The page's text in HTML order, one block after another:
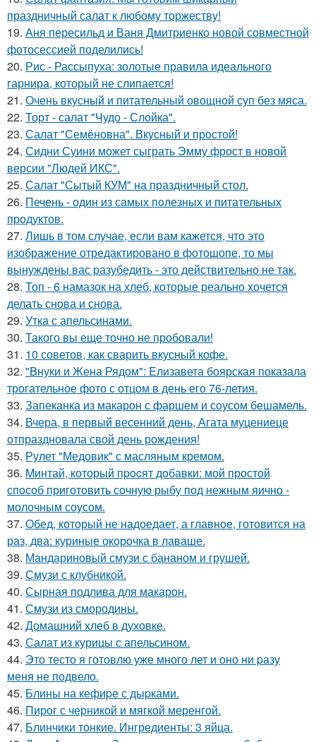
праздничный салат к любому торжеству!
19. Аня пересильд и Ваня Дмитриенко новой совместной
фотосессией поделились!
20. Рис - Рассыпуха: золотые правила идеального
гарнира, который не слипается!
21. Очень вкусный и питательный овощной суп без мяса.
22. Торт - салат "Чудо - Слойка".
23. Салат "Семёновна". Вкусный и простой!
24. Сидни Суини может сыграть Эмму фрост в новой
версии "Людей ИКС".
25. Салат "Сытый КУМ" на праздничный стол.
26. Печень - один из самых полезных и питательных
продуктов.
27. Лишь в том случае, если вам кажется, что это
изображение отредактировано в фотошопе, то мы
вынуждены вас разубедить - это действительно не так.
28. Топ - 6 намазок на хлеб, которые реально хочется
делать снова и снова.
29. Утка с апельсинами.
30. Такого вы еще точно не пробовали!
31. 10 советов, как сварить вкусный кофе.
32. "Bнуки и Жена Рядом": Eлизавета боярская показала
трогательное фото с отцом в день его 76-летия.
33. Запеканка из макарон с фаршем и соусом бешамель.
34. Вчера, в первый весенний день, Агата муцениеце
отпраздновала свой день рождения!
35. Рулет "Медовик" с масляным кремом.
36. Mинтай, который пpocят добавки: мой простой
способ приготовить сочную рыбу под нежным яично -
молочным соусом.
37. Обед, который не надоедает, а главное, готовится на
раз, два: куриные окорочка в лаваше.
38. Мандариновый смузи с бананом и грушей.
39. Смузи с клубникой.
40. Сырная подлива для макарон.
41. Смузи из смородины.
42. Домашний хлеб в духовке.
43. Салат из курицы с апельсином.
44. Это тесто я готовлю уже много лет и оно ни pазу
меня не подвело.
45. Блины на кефиpе с дыpками.
46. Пирог с черникой и мягкой меренгой.
47. Блинчики тонкие. Ингредиенты: 3 яйца.